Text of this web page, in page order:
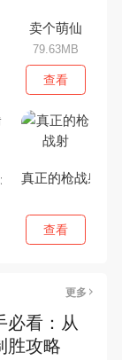
卖个萌仙
79.63MB
查看
真正的枪战射
查看
更多
必看：从
胜攻略